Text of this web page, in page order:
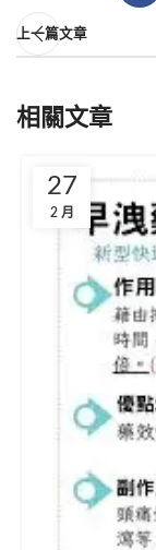
上一篇文章
相關文章
27
2 月